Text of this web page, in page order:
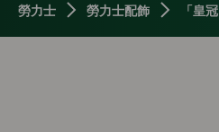
勞力士 勞力士配飾 「皇